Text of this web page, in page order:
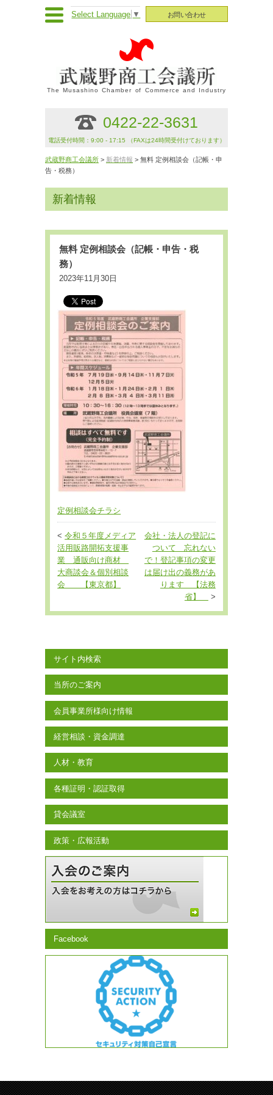
お問い合わせ
Select Language ▼
The Musashino Chamber of Commerce and Industry
0422-22-3631
電話受付時間：9:00 - 17:15 （FAXは24時間受付けております）
武蔵野商工会議所 > 新着情報 > 無料 定例相談会（記帳・申
告・税務）
新着情報
無料 定例相談会（記帳・申告・税
務）
2023年11月30日
定例相談会チラシ
<令和５年度メディア
活用販路開拓支援事
業 通販向け商材
大商談会＆個別相談
会 【東京都】
会社・法人の登記に
ついて 忘れない
で！登記事項の変更
は届け出の義務があ
ります 【法務
省】
>
サイト内検索
当所のご案内
会員事業所様向け情報
経営相談・資金調達
人材・教育
各種証明・認証取得
貸会議室
政策・広報活動
Facebook